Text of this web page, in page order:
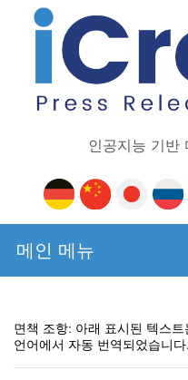
인공지능 기반
메인 메뉴
면책 조항: 아래 표시된 텍스
언어에서 자동 번역되었습니다.